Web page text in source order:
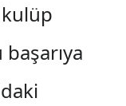
başarıya